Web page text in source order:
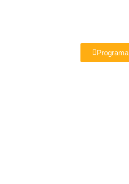
Programa